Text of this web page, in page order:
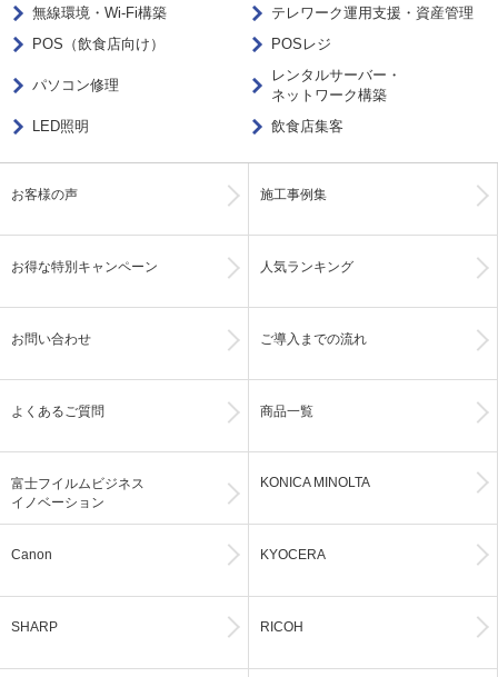
無線環境・Wi-Fi構築
テレワーク運用支援・資産管理
POS（飲食店向け）
POSレジ
パソコン修理
レンタルサーバー・
ネットワーク構築
LED照明
飲食店集客
お客様の声 施工事例集
お得な特別キャンペーン 人気ランキング
お問い合わせ ご導入までの流れ
よくあるご質問 商品一覧
富士フイルムビジネス
イノベーション
KONICA MINOLTA
Canon KYOCERA
SHARP RICOH